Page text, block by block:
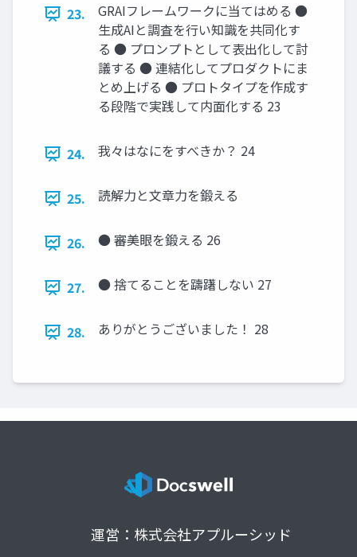
23.
GRAIフレームワークに当てはめる ●
⽣成AIと調査を⾏い知識を共同化す
る ● プロンプトとして表出化して討
議する ● 連結化してプロダクトにま
とめ上げる ● プロトタイプを作成す
る段階で実践して内⾯化する 23
24. 我々はなにをすべきか？ 24
25. 読解⼒と⽂章⼒を鍛える
26. ● 審美眼を鍛える 26
27. ● 捨てることを躊躇しない 27
28. ありがとうございました！ 28
運営：株式会社アプルーシッド